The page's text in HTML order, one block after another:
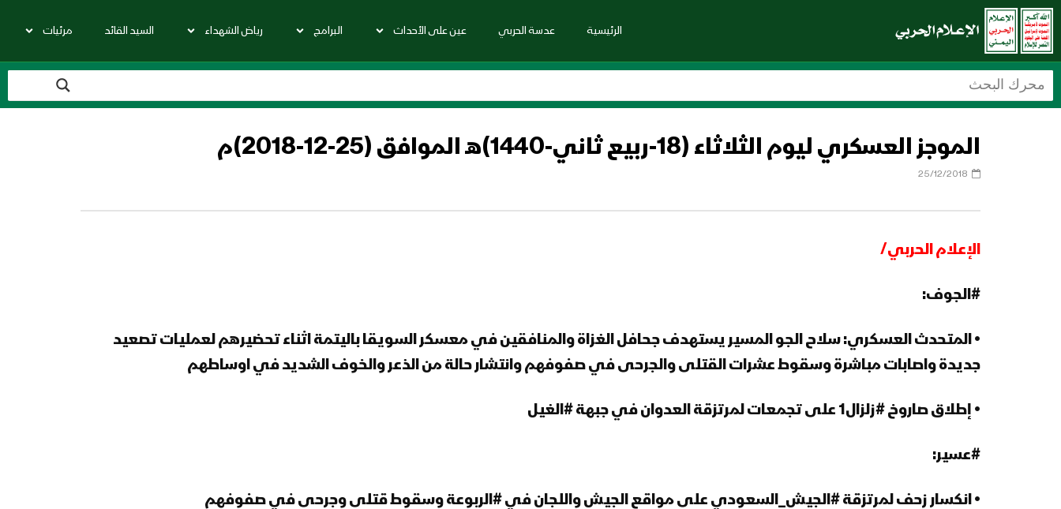
الرئيسية عدسة الحربي عين على الأحداث البرامج رياض الشهداء السيد القائد مرئيات
الموجز العسكري ليوم الثلاثاء (18-ربيع ثاني-1440)هـ الموافق (25-12-2018)م
25/12/2018
الإعلام الحربي/
#الجوف:
• المتحدث العسكري: سلاح الجو المسير يستهدف جحافل الغزاة والمنافقين في معسكر السويقا باليتمة اثناء تحضيرهم لعمليات تصعيد
جديدة واصابات مباشرة وسقوط عشرات القتلى والجرحى في صفوفهم وانتشار حالة من الذعر والخوف الشديد في اوساطهم
• إطلاق صاروخ #زلزال1 على تجمعات لمرتزقة العدوان في جبهة #الغيل
#عسير:
• انكسار زحف لمرتزقة #الجيش_السعودي على مواقع الجيش واللجان في #الربوعة وسقوط قتلى وجرحى في صفوفهم